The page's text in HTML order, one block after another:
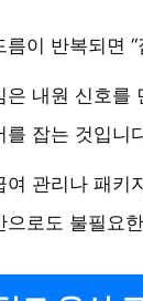
름이 반복되면
은 내원 신호를
를 잡는 것입니
여 관리나 패키
으로도 불필요